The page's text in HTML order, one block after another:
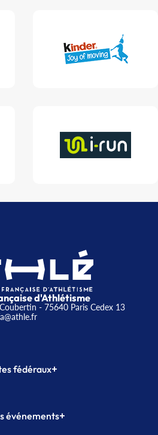
d'Athlétisme
- 75640 Paris Cedex 13
fédéraux+
Formation
événements+